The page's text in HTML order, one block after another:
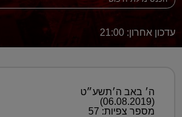
עדכון אחרון: 21:00
ה׳ באב ה׳תשע״ט
(06.08.2019)
מספר צפיות: 57